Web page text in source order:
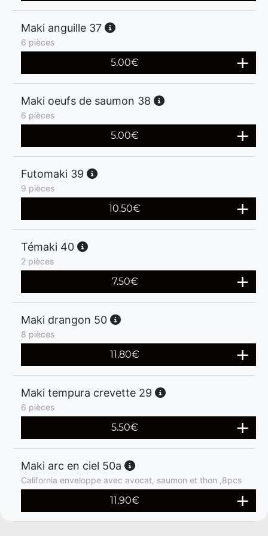
Maki anguille 37
6 pièces
5.00€
Maki oeufs de saumon 38
6 pièces
5.00€
Futomaki 39
9 pièces
10.50€
Témaki 40
2 pièces
7.50€
Maki drangon 50
8 pièces
11.80€
Maki tempura crevette 29
6 pièces
5.50€
Maki arc en ciel 50a
California enveloppe avec avocat, saumon et thon ,8pcs
11.90€